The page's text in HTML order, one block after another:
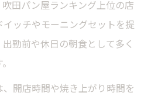
田パン屋ランキング上位の店
ッチやモーニングセットを提
勤前や休日の朝食として多く
開店時間や焼き上がり時間を